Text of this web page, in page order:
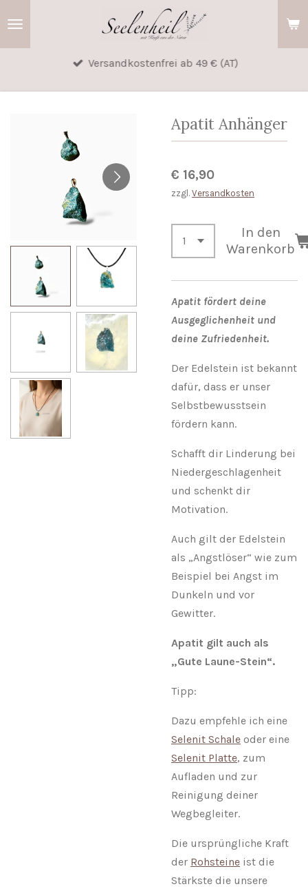
Versandkostenfrei ab 49 € (AT)
Apatit Anhänger
€ 16,90
zzgl. Versandkosten
In den
Warenkorb
Apatit fördert deine
Ausgeglichenheit und
deine Zufriedenheit.
Der Edelstein ist bekannt
dafür, dass er unser
Selbstbewusstsein
fördern kann.
Schafft dir Linderung bei
Niedergeschlagenheit
und schenkt dir
Motivation.
Auch gilt der Edelstein
als „Angstlöser“ wie zum
Beispiel bei Angst im
Dunkeln und vor
Gewitter.
Apatit gilt auch als
„Gute Laune-Stein“.
Tipp:
Dazu empfehle ich eine
Selenit Schale oder eine
Selenit Platte, zum
Aufladen und zur
Reinigung deiner
Wegbegleiter.
Die ursprüngliche Kraft
der Rohsteine ist die
Stärkste die unsere